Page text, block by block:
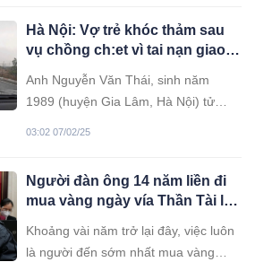
Hà Nội: Vợ trẻ khóc thảm sau
vụ chồng ch:et vì tai nạn giao
mạng giúp đỡ
Anh Nguyễn Văn Thái, sinh năm
1989 (huyện Gia Lâm, Hà Nội) tử
03:02 07/02/25
Người đàn ông 14 năm liền đi
mua vàng ngày vía Thần Tài lúc
nữa vẫn mua
Khoảng vài năm trở lại đây, việc luôn
là người đến sớm nhất mua vàng